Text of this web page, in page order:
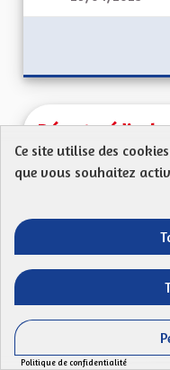
Désert médical
Proposition
Ce site utilise des
que vous souhaitez
Politique de confidentialité